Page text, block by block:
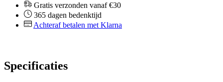
Gratis verzonden vanaf €30
365 dagen bedenktijd
Achteraf betalen met Klarna
Specificaties